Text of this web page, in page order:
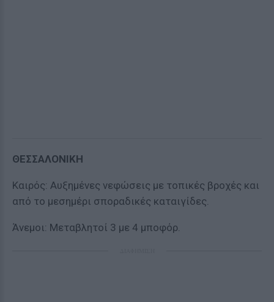
ΘΕΣΣΑΛΟΝΙΚΗ
Καιρός: Αυξημένες νεφώσεις με τοπικές βροχές και
από το μεσημέρι σποραδικές καταιγίδες.
Άνεμοι: Μεταβλητοί 3 με 4 μποφόρ.